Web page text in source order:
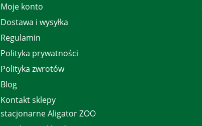
Moje konto
Dostawa i wysyłka
Regulamin
Polityka prywatności
Polityka zwrotów
Blog
Kontakt sklepy
stacjonarne Aligator ZOO